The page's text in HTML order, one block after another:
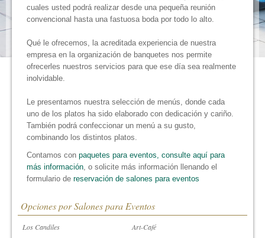
cuales usted podrá realizar desde una pequeña reunión
convencional hasta una fastuosa boda por todo lo alto.
Qué le ofrecemos, la acreditada experiencia de nuestra
empresa en la organización de banquetes nos permite
ofrecerles nuestros servicios para que ese día sea realmente
inolvidable.
Le presentamos nuestra selección de menús, donde cada
uno de los platos ha sido elaborado con dedicación y cariño.
También podrá confeccionar un menú a su gusto,
combinando los distintos platos.
Contamos con paquetes para eventos, consulte aquí para
más información , o solicite más información llenando el
formulario de reservación de salones para eventos
Opciones por Salones para Eventos
Los Candiles
Art-Café